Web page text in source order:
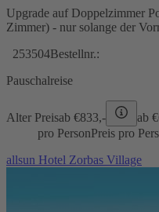
Upgrade auf Doppelzimmer
Zimmer) - nur solange der
253504Bestellnr.:
Pauschalreise
Alter Preisab €833,- ab €
pro PersonPreis pro
allsun Hotel Zorbas Village